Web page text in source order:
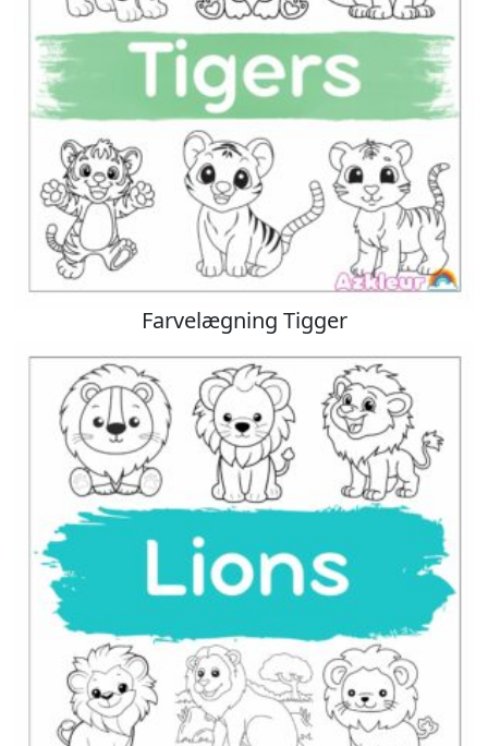
Farvelægning Tigger